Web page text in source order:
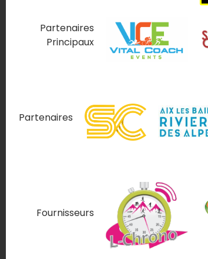
Partenaires
Principaux
Partenaires
Fournisseurs